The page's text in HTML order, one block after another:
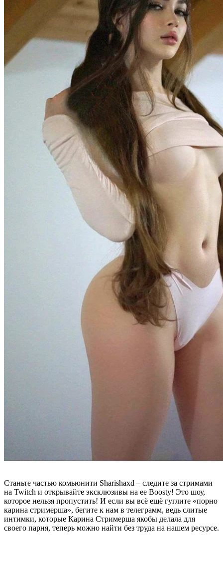
Станьте частью комьюнити Sharishaxd – следите за стримами
на Twitch и открывайте эксклюзивы на ее Boosty! Это шоу,
которое нельзя пропустить! И если вы всё ещё гуглите «порно
карина стримерша», бегите к нам в телеграмм, ведь слитые
интимки, которые Карина Стримерша якобы делала для
своего парня, теперь можно найти без труда на нашем ресурсе.